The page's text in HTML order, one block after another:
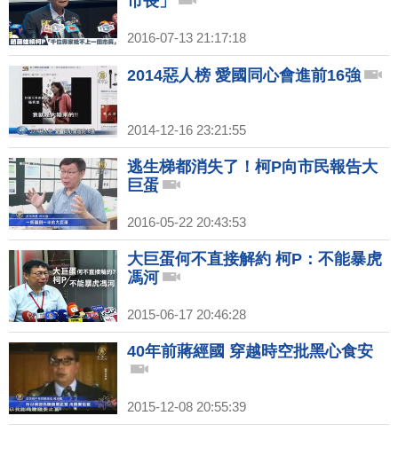
2016-07-13 21:17:18
2014惡人榜 愛國同心會進前16強
2014-12-16 23:21:55
逃生梯都消失了！柯P向市民報告大
巨蛋
2016-05-22 20:43:53
大巨蛋何不直接解約 柯P：不能暴虎
馮河
2015-06-17 20:46:28
40年前蔣經國 穿越時空批黑心食安
2015-12-08 20:55:39